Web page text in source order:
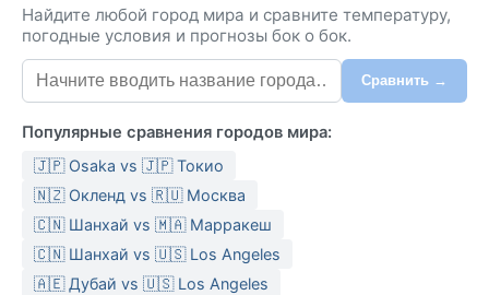
Найдите любой город мира и сравните температуру,
погодные условия и прогнозы бок о бок.
Сравнить →
Популярные сравнения городов мира:
🇯🇵 Osaka vs 🇯🇵 Токио
🇳🇿 Окленд vs 🇷🇺 Москва
🇨🇳 Шанхай vs 🇲🇦 Марракеш
🇨🇳 Шанхай vs 🇺🇸 Los Angeles
🇦🇪 Дубай vs 🇺🇸 Los Angeles